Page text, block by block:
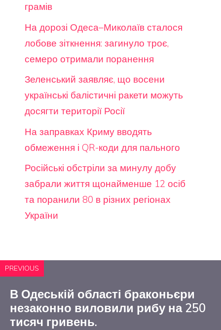
грамів
На дорозі Одеса–Миколаїв сталося
лобове зіткнення: загинуло троє,
семеро отримали поранення
Зеленський заявляє, що восени
українські балістичні ракети можуть
досягти території Росії
На заправках Криму вводять
обмеження і QR-коди для пального
Російські обстріли за минулу добу
забрали життя щонайменше 12 осіб
та поранили 80 в різних регіонах
України
PREVIOUS
В Одеській області браконьєри
незаконно виловили рибу на 250
тисяч гривень.